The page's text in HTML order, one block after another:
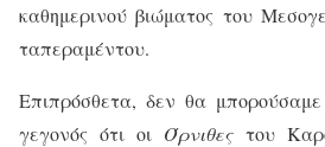
καθημερινού βιώματος του
ταπεραμέντου.
Επιπρόσθετα, δεν θα
γεγονός ότι οι Όρνιθεςτου